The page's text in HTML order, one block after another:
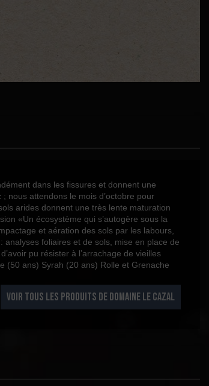
dans les fissures et donnent une
nous attendons le mois d’octobre pour
arides donnent une très lente maturation
«Un écosystème qui s’autogère sous la
et aération des sols par les labours,
foliaires et de sols, mise en place de
pu résister à l’arrachage de vieilles
(50 ans) Syrah (20 ans) Rolle et Grenache
VOIR TOUS LES PRODUITS DE DOMAINE LE CAZAL